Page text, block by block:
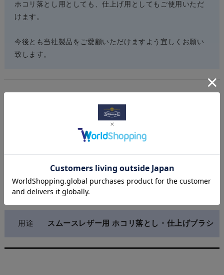
ホコリ落とし用としても、仕上げ用としてもご使用いただ
けます。
今後とも当社製品をご愛顧いただけますよう宜しくお願い
致します。
サイズ
持ち手：長さ145×60mm・厚み10mm／毛の長
さ：40mm
用途 スムースレザー用 ホコリ落とし・仕上げブラシ